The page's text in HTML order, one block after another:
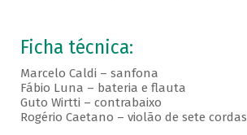
Ficha técnica:
Marcelo Caldi – sanfona
Fábio Luna – bateria e flauta
Guto Wirtti – contrabaixo
Rogério Caetano – violão de sete cordas